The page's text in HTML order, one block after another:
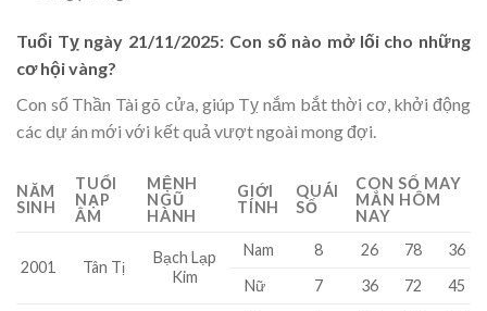
Tuổi Tỵ ngày 21/11/2025: Con số nào mở lối cho những
cơ hội vàng?
Con số Thần Tài gõ cửa, giúp Tỵ nắm bắt thời cơ, khởi động
các dự án mới với kết quả vượt ngoài mong đợi.
NĂM
SINH
TUỔI
NẠP
ÂM
MỆNH
NGŨ
HÀNH
GIỚI
TÍNH
QUÁI
SỐ
CON SỐ MAY
MẮN HÔM
NAY
2001 Tân Tị
Bạch Lạp
Kim
Nam 8 26 78
36
Nữ
7 36 72 45